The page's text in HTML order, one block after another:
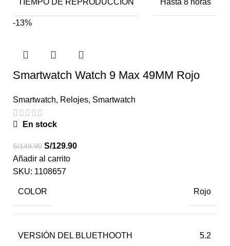
-13%
Smartwatch Watch 9 Max 49MM Rojo
Smartwatch, Relojes, Smartwatch
En stock
S/149.90 S/129.90
Añadir al carrito
SKU: 1108657
COLOR Rojo
VERSIÓN DEL BLUETHOOTH 5.2